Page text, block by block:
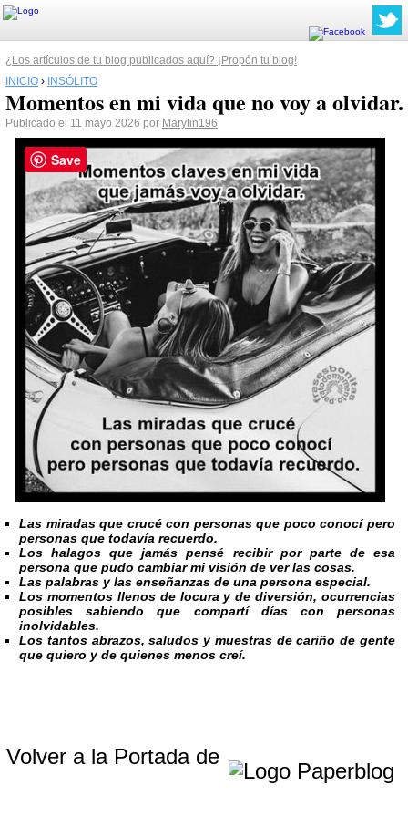
¿Los artículos de tu blog publicados aquí? ¡Propón tu blog!
INICIO › INSÓLITO
Momentos en mi vida que no voy a olvidar.
Publicado el 11 mayo 2026 por Marylin196
Las miradas que crucé con personas que poco conocí pero
personas que todavía recuerdo.
Los halagos que jamás pensé recibir por parte de esa
persona que pudo cambiar mi visión de ver las cosas.
Las palabras y las enseñanzas de una persona especial.
Los momentos llenos de locura y de diversión, ocurrencias
posibles sabiendo que compartí días con personas
inolvidables.
Los tantos abrazos, saludos y muestras de cariño de gente
que quiero y de quienes menos creí.
Volver a la Portada de
Save